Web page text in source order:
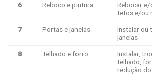
6 Reboco e pintura​
Rebocar
tetos e/ou
7 Portas e janelas​
Instalar ou
janelas​
8 Telhado e forro​
​Instalar,
telhado,
redução